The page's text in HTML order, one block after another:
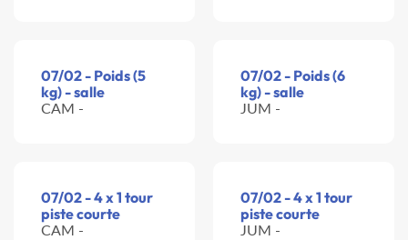
07/02 - Poids (5
kg) - salle
CAM -
07/02 - Poids (6
kg) - salle
JUM -
07/02 - 4 x 1 tour
piste courte
CAM -
07/02 - 4 x 1 tour
piste courte
JUM -